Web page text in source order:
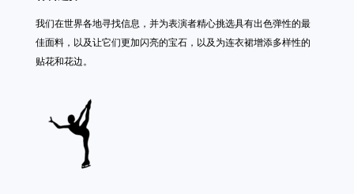
我们在世界各地寻找信息，并为表演者精心挑选具有出色弹性的最
佳面料，以及让它们更加闪亮的宝石，以及为连衣裙增添多样性的
贴花和花边。